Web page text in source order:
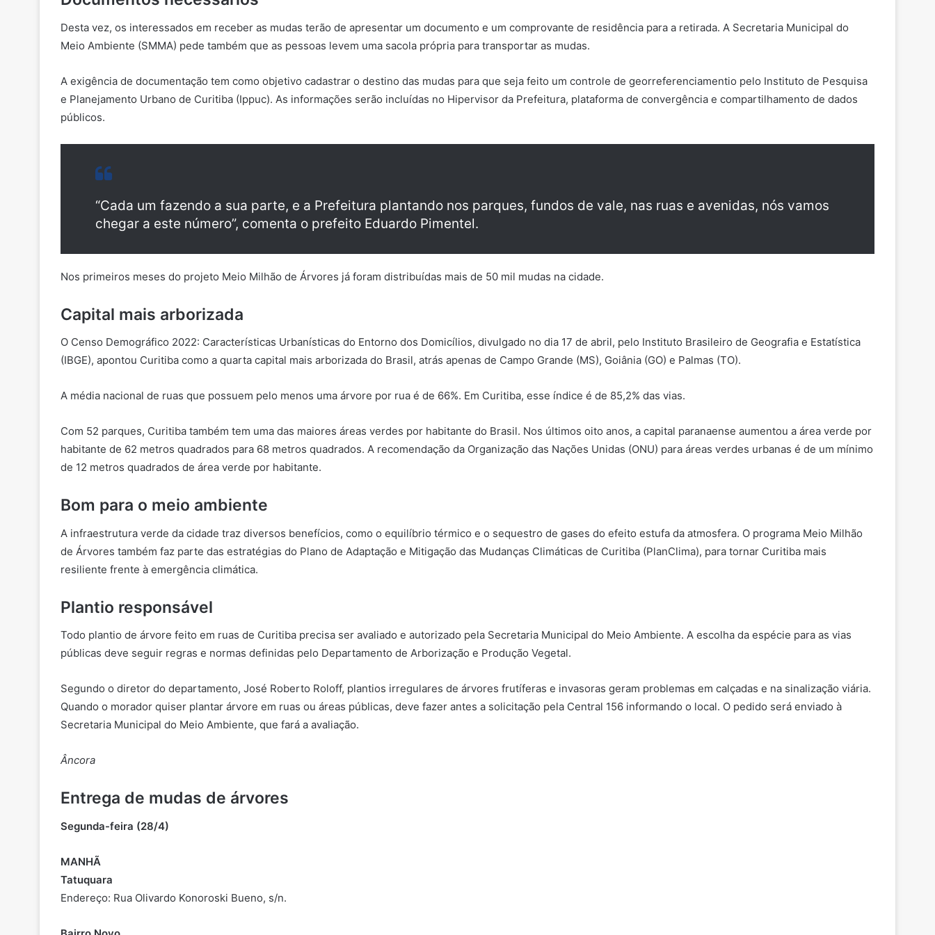
Desta vez, os interessados em receber as mudas terão de apresentar um documento e um comprovante de residência para a retirada. A Secretaria Municipal do
Meio Ambiente (SMMA) pede também que as pessoas levem uma sacola própria para transportar as mudas.
A exigência de documentação tem como objetivo cadastrar o destino das mudas para que seja feito um controle de georreferenciamentio pelo Instituto de Pesquisa
e Planejamento Urbano de Curitiba (Ippuc). As informações serão incluídas no Hipervisor da Prefeitura, plataforma de convergência e compartilhamento de dados
públicos.
“Cada um fazendo a sua parte, e a Prefeitura plantando nos parques, fundos de vale, nas ruas e avenidas, nós vamos
chegar a este número”, comenta o prefeito Eduardo Pimentel.
Nos primeiros meses do projeto Meio Milhão de Árvores já foram distribuídas mais de 50 mil mudas na cidade.
Capital mais arborizada
O Censo Demográfico 2022: Características Urbanísticas do Entorno dos Domicílios, divulgado no dia 17 de abril, pelo Instituto Brasileiro de Geografia e Estatística
(IBGE), apontou Curitiba como a quarta capital mais arborizada do Brasil, atrás apenas de Campo Grande (MS), Goiânia (GO) e Palmas (TO).
A média nacional de ruas que possuem pelo menos uma árvore por rua é de 66%. Em Curitiba, esse índice é de 85,2% das vias.
Com 52 parques, Curitiba também tem uma das maiores áreas verdes por habitante do Brasil. Nos últimos oito anos, a capital paranaense aumentou a área verde por
habitante de 62 metros quadrados para 68 metros quadrados. A recomendação da Organização das Nações Unidas (ONU) para áreas verdes urbanas é de um mínimo
de 12 metros quadrados de área verde por habitante.
Bom para o meio ambiente
A infraestrutura verde da cidade traz diversos benefícios, como o equilíbrio térmico e o sequestro de gases do efeito estufa da atmosfera. O programa Meio Milhão
de Árvores também faz parte das estratégias do Plano de Adaptação e Mitigação das Mudanças Climáticas de Curitiba (PlanClima), para tornar Curitiba mais
resiliente frente à emergência climática.
Plantio responsável
Todo plantio de árvore feito em ruas de Curitiba precisa ser avaliado e autorizado pela Secretaria Municipal do Meio Ambiente. A escolha da espécie para as vias
públicas deve seguir regras e normas definidas pelo Departamento de Arborização e Produção Vegetal.
Segundo o diretor do departamento, José Roberto Roloff, plantios irregulares de árvores frutíferas e invasoras geram problemas em calçadas e na sinalização viária.
Quando o morador quiser plantar árvore em ruas ou áreas públicas, deve fazer antes a solicitação pela Central 156 informando o local. O pedido será enviado à
Secretaria Municipal do Meio Ambiente, que fará a avaliação.
Âncora
Entrega de mudas de árvores
Segunda-feira (28/4)
MANHÃ
Tatuquara
Endereço: Rua Olivardo Konoroski Bueno, s/n.